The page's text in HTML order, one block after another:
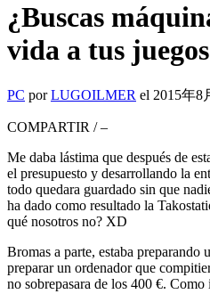
¿Buscas
vida a tus
PC por LUGOILMER el 2015年8
COMPARTIR / –
Me daba lástima que después de
el presupuesto y desarrollando la
todo quedara guardado sin que
ha dado como resultado la
qué nosotros no? XD
Bromas a parte, estaba preparando
preparar un ordenador que
no sobrepasara de los 400 €.